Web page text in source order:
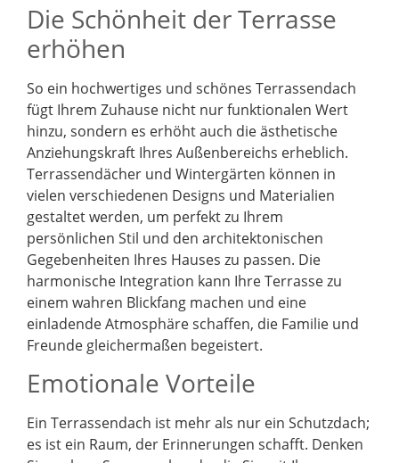
Die Schönheit der Terrasse
erhöhen
So ein hochwertiges und schönes Terrassendach
fügt Ihrem Zuhause nicht nur funktionalen Wert
hinzu, sondern es erhöht auch die ästhetische
Anziehungskraft Ihres Außenbereichs erheblich.
Terrassendächer und Wintergärten können in
vielen verschiedenen Designs und Materialien
gestaltet werden, um perfekt zu Ihrem
persönlichen Stil und den architektonischen
Gegebenheiten Ihres Hauses zu passen. Die
harmonische Integration kann Ihre Terrasse zu
einem wahren Blickfang machen und eine
einladende Atmosphäre schaffen, die Familie und
Freunde gleichermaßen begeistert.
Emotionale Vorteile
Ein Terrassendach ist mehr als nur ein Schutzdach;
es ist ein Raum, der Erinnerungen schafft. Denken